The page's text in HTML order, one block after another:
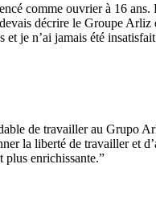
comme ouvrier à 16
décrire le Groupe
et je n’ai jamais été
de travailler au Grupo
la liberté de travailler et
plus enrichissante.”